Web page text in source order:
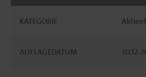
KATEGORIE
AUFLAGEDATUM